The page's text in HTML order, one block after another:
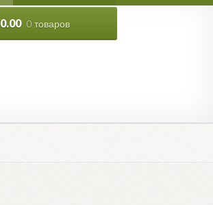
0.00 0 товаров